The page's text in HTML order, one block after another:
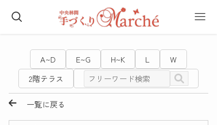
A~D E~G H~K L
W
2階テラス
一覧に戻る